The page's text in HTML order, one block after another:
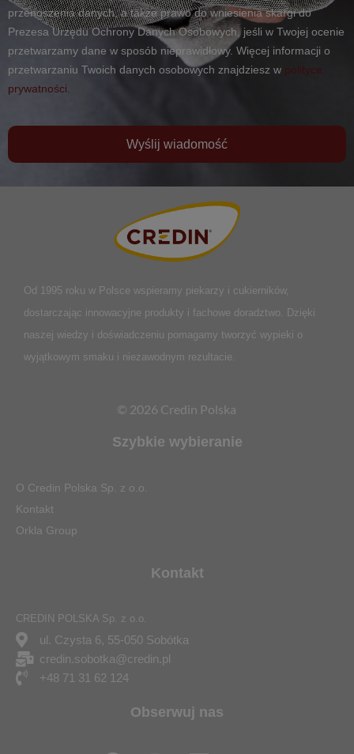
przenoszenia danych, a także prawo do wniesienia skargi do
Prezesa Urzędu Ochrony Danych Osobowych, jeśli w Twojej ocenie
przetwarzamy dane w sposób nieprawidłowy. Więcej informacji o
przetwarzaniu Twoich danych osobowych znajdziesz w polityce
prywatności.
Wyślij wiadomość
Od 1995 roku w Polsce wspieramy piekarzy i cukierników,
dostarczając innowacyjne produkty i fachowe doradztwo. Dzięki
naszej wiedzy i doświadczeniu pomagamy tworzyć wypieki o
wyjątkowym smaku i niezawodnym rezultacie.
© 2026 Credin Polska
Szybkie wybieranie
O Credin Polska Sp. z o.o.
Kontakt
Orkla Group
Kontakt
CREDIN POLSKA Sp. z o.o.
ul. Czysta 6, 55-050 Sobótka
credin.sobotka@credin.pl
+48 71 31 62 124
Obserwuj nas